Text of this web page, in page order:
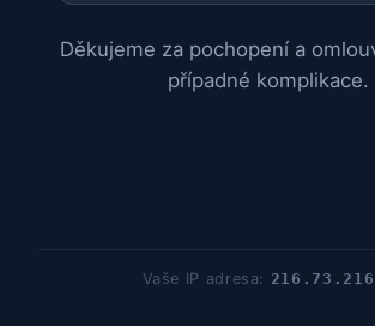
Děkujeme za pochopení a
případné komplikace.
Vaše IP adresa: